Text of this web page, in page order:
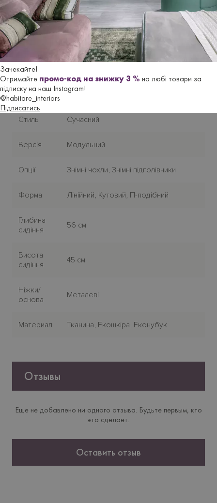
Зачекайте!
Отримайте промо-код на знижку 3 % на любі товари за
підписку на наш Instagram!
@habitare_interiors
Підписатись
Характеристики
Бренд LE COMFORT
Країна-
виробник
Італія
Стиль Сучасний
Версія Модульний
Опції Знімні чохли, Знiмнi пiдголiвники
Форма Лiнiйний, Кутовий, П-подiбний
Глибина
сидіння
56 см
Висота
сидіння
45 см
Нiжки/
основа
Металеві
Материал Тканина, Екошкіра, Еконубук
Отзывы
Еще не добавлено ни одного отзыва. Будьте первым, кто
это сделает.
Оставить отзыв